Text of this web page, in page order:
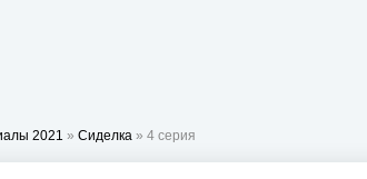
2021 » Сиделка » 4 серия